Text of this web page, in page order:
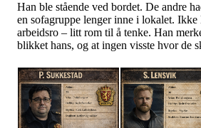
Han ble stående ved bordet. De andre
en sofagruppe lenger inne i lokalet.
arbeidsro – litt rom til å tenke. Han
blikket hans, og at ingen visste hvor de